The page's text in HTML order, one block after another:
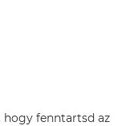
hogy fenntartsd az